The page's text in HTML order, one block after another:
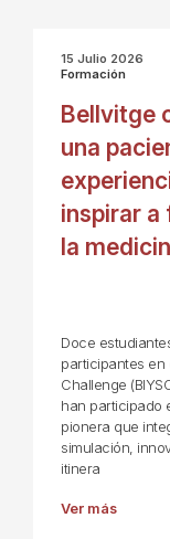
15 Julio 2026
Formación
Bellvitge
una
inspirar
la
Doce
participantes en
Challenge
han participado
pionera que
simulación,
itinera
Ver más